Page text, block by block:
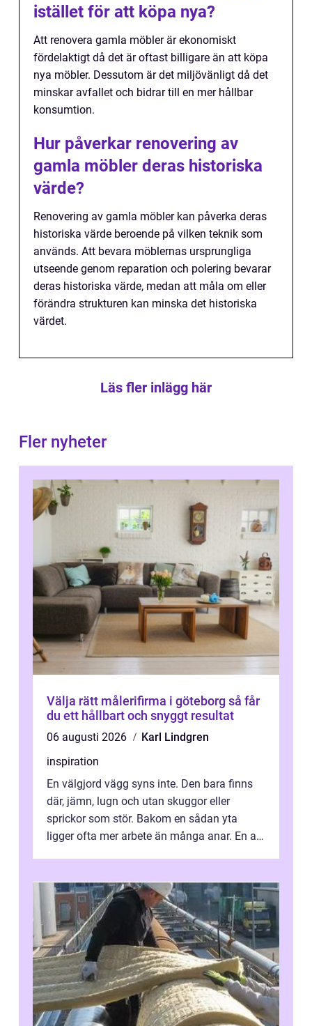
istället för att köpa nya?
Att renovera gamla möbler är ekonomiskt
fördelaktigt då det är oftast billigare än att köpa
nya möbler. Dessutom är det miljövänligt då det
minskar avfallet och bidrar till en mer hållbar
konsumtion.
Hur påverkar renovering av
gamla möbler deras historiska
värde?
Renovering av gamla möbler kan påverka deras
historiska värde beroende på vilken teknik som
används. Att bevara möblernas ursprungliga
utseende genom reparation och polering bevarar
deras historiska värde, medan att måla om eller
förändra strukturen kan minska det historiska
värdet.
Läs fler inlägg här
Fler nyheter
Välja rätt målerifirma i göteborg så får
du ett hållbart och snyggt resultat
06 augusti 2026
Karl Lindgren
inspiration
En välgjord vägg syns inte. Den bara finns
där, jämn, lugn och utan skuggor eller
sprickor som stör. Bakom en sådan yta
ligger ofta mer arbete än många anar. En av